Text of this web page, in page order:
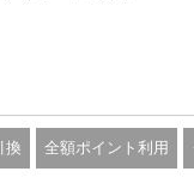
換 全額ポイント利用